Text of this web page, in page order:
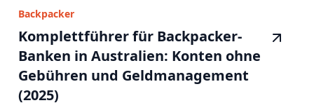
Backpacker
Komplettführer für Backpacker-
Banken in Australien: Konten ohne
Gebühren und Geldmanagement
(2025)